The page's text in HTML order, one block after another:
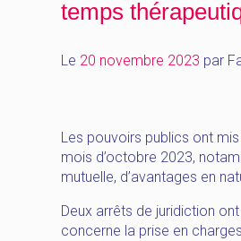
temps
Le 20 novembre 2023 par
Les pouvoirs publics ont
mois d’octobre 2023,
mutuelle, d’avantages en
Deux arrêts de juridiction
concerne la prise en